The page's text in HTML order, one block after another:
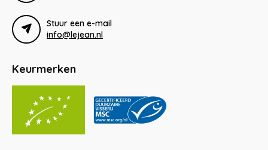
Stuur een e-mail
info@lejean.nl
Keurmerken